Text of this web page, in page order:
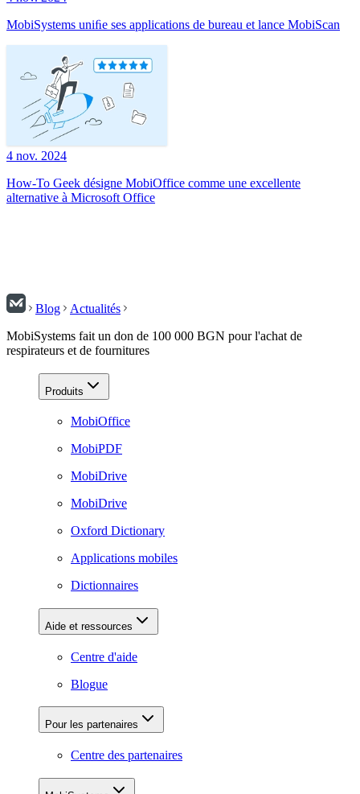
MobiSystems uniﬁe ses applications de bureau et lance MobiScan
4 nov. 2024
How-To Geek désigne MobiOffice comme une excellente
alternative à Microsoft Office
Blog
Actualités
MobiSystems fait un don de 100 000 BGN pour l'achat de
respirateurs et de fournitures
Produits
MobiOffice
MobiPDF
MobiDrive
MobiDrive
Oxford Dictionary
Applications mobiles
Dictionnaires
Aide et ressources
Centre d'aide
Blogue
Pour les partenaires
Centre des partenaires